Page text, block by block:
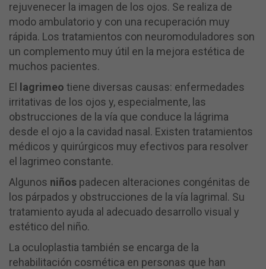
rejuvenecer la imagen de los ojos. Se realiza de
modo ambulatorio y con una recuperación muy
rápida. Los tratamientos con neuromoduladores son
un complemento muy útil en la mejora estética de
muchos pacientes.
El
lagrimeo tiene diversas causas: enfermedades
irritativas de los ojos y, especialmente, las
obstrucciones de la vía que conduce la lágrima
desde el ojo a la cavidad nasal. Existen tratamientos
médicos y quirúrgicos muy efectivos para resolver
el lagrimeo constante.
Algunos niños padecen alteraciones congénitas de
los párpados y obstrucciones de la vía lagrimal. Su
tratamiento ayuda al adecuado desarrollo visual y
estético del niño.
La oculoplastia también se encarga de la
rehabilitación cosmética en personas que han